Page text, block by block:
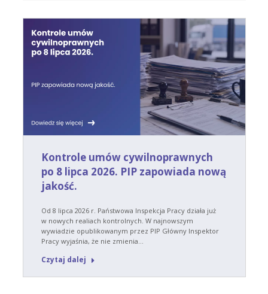
Kontrole umów cywilnoprawnych
po 8 lipca 2026. PIP zapowiada nową
jakość.
Od 8 lipca 2026 r. Państwowa Inspekcja Pracy działa już
w nowych realiach kontrolnych. W najnowszym
wywiadzie opublikowanym przez PIP Główny Inspektor
Pracy wyjaśnia, że nie zmienia…
Czytaj dalej